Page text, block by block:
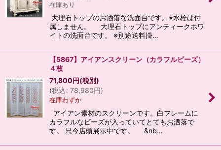
在庫あり
大理石トップのお洒落な洗面台です。※水栓は付
属しません。 大理石トップにアンティークホワ
イトの洗面台です。 ※別途送料掛…
【5867】アイアンスクリーン（カラフルビーズ）
４枚
71,800円(税別)
(税込: 78,980円)
在庫わずか
アイアン素材のスクリーンです。白フレームに
カラフルなビーズが入っていてとてもお洒落で
す。 只今店頭展示中です。 &nb…